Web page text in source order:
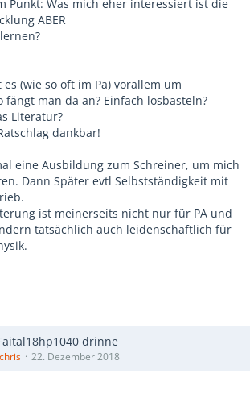
Punkt: Was mich eher interessiert ist die
ABER
(wie so oft im Pa) vorallem um
fängt man da an? Einfach losbasteln?
Literatur?
dankbar!
eine Ausbildung zum Schreiner, um mich
Dann Später evtl Selbstständigkeit mit
ist meinerseits nicht nur für PA und
tatsächlich auch leidenschaftlich für
drinne
22. Dezember 2018